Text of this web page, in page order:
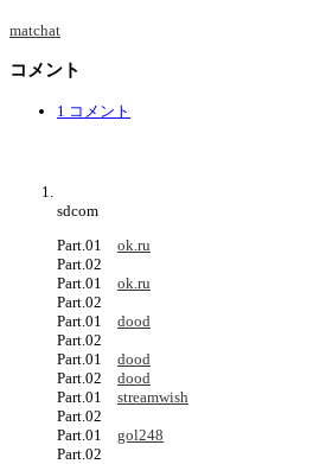
matchat
コメント
1 コメント
sdcom
Part.01 ok.ru
Part.02
Part.01 ok.ru
Part.02
Part.01 dood
Part.02
Part.01 dood
Part.02 dood
Part.01 streamwish
Part.02
Part.01 gol248
Part.02